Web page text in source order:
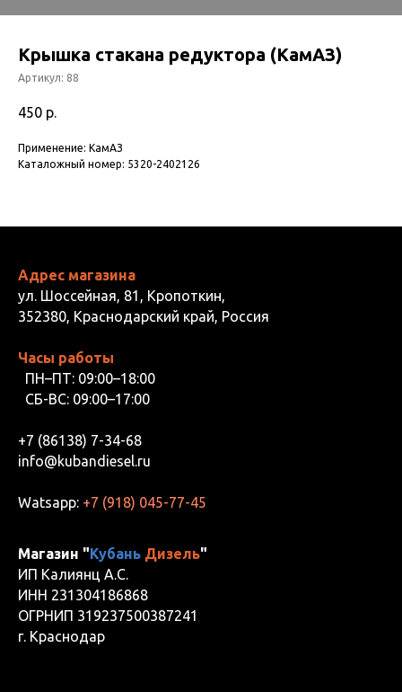
Крышка стакана редуктора (КамАЗ)
Артикул: 88
450 р.
Применение: КамАЗ
Каталожный номер: 5320-2402126
Адрес магазина
ул. Шоссейная, 81, Кропоткин,
352380, Краснодарский край, Россия
Часы работы
ПН–ПТ: 09:00–18:00
СБ-ВС: 09:00–17:00
+7 (86138) 7-34-68
info@kubandiesel.ru
Watsapp: +7 (918) 045-77-45
Магазин "Кубань Дизель"
ИП Калиянц А.С.
ИНН 231304186868
ОГРНИП 319237500387241
г. Краснодар